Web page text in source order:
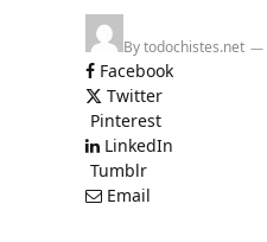
Bytodochistes.net
Facebook
Twitter
Pinterest
LinkedIn
Tumblr
Email